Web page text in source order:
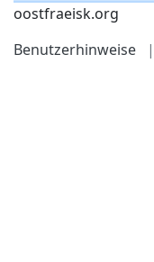
oostfraeisk.org
Benutzerhinweise
|